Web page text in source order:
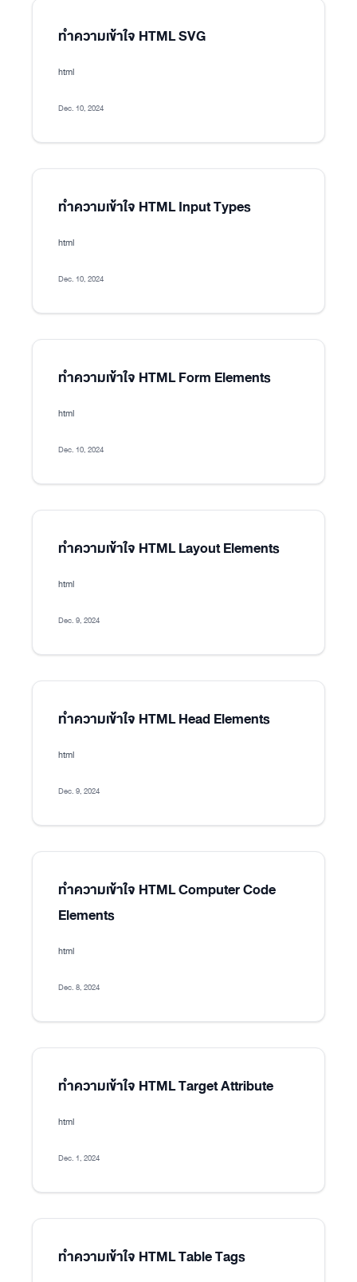
ทำความเข้าใจ HTML SVG
html
Dec. 10, 2024
ทำความเข้าใจ HTML Input Types
html
Dec. 10, 2024
ทำความเข้าใจ HTML Form Elements
html
Dec. 10, 2024
ทำความเข้าใจ HTML Layout Elements
html
Dec. 9, 2024
ทำความเข้าใจ HTML Head Elements
html
Dec. 9, 2024
ทำความเข้าใจ HTML Computer Code
Elements
html
Dec. 8, 2024
ทำความเข้าใจ HTML Target Attribute
html
Dec. 1, 2024
ทำความเข้าใจ HTML Table Tags